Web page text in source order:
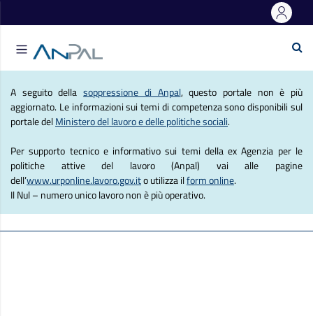
Agenzia Nazionale
A seguito dellasoppressione di Anpal, questo portale non è più
aggiornato. Le informazioni sui temi di competenza sono disponibili sul
portale delMinistero del lavoro e delle politiche sociali.
Per supporto tecnico e informativo sui temi della ex Agenzia per le
politiche attive del lavoro (Anpal) vai alle pagine
dell’www.urponline.lavoro.gov.ito utilizza ilform online.
Il Nul – numero unico lavoro non è più operativo.